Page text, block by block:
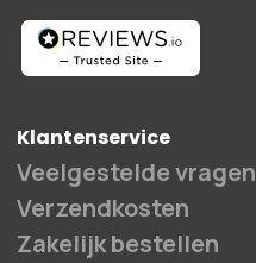
Klantenservice
Veelgestelde vragen
Verzendkosten
Zakelijk bestellen